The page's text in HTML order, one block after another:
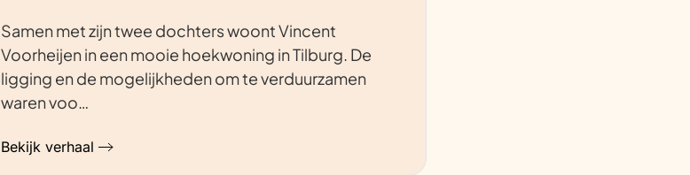
Samen met zijn twee dochters woont Vincent
Voorheijen in een mooie hoekwoning in Tilburg. De
ligging en de mogelijkheden om te verduurzamen
waren voo…
Bekijk verhaal